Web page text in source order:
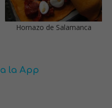
Hornazo de Salamanca
la App